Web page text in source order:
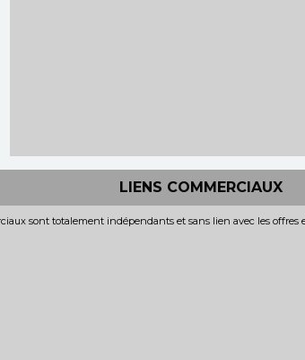
LIENS COMMERCIAUX
sont totalement indépendants et sans lien avec les